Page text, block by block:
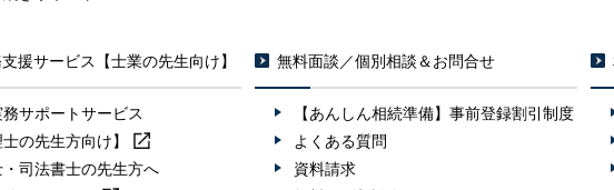
援サービス【士業の先生向け】
サポートサービス
の先生方向け】
・司法書士の先生方へ
無料面談／個別相談＆お問合せ
【あんしん相続準備】事前登録割引制度
よくある質問
資料請求